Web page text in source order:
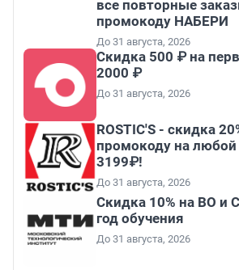
все повторные
промокоду НАБЕРИ
До 31 августа, 2026
Скидка 500 ₽ на
2000 ₽
До 31 августа, 2026
ROSTIC'S - скидка
промокоду на любой
3199₽!
До 31 августа, 2026
Скидка 10% на ВО и
год обучения
До 31 августа, 2026